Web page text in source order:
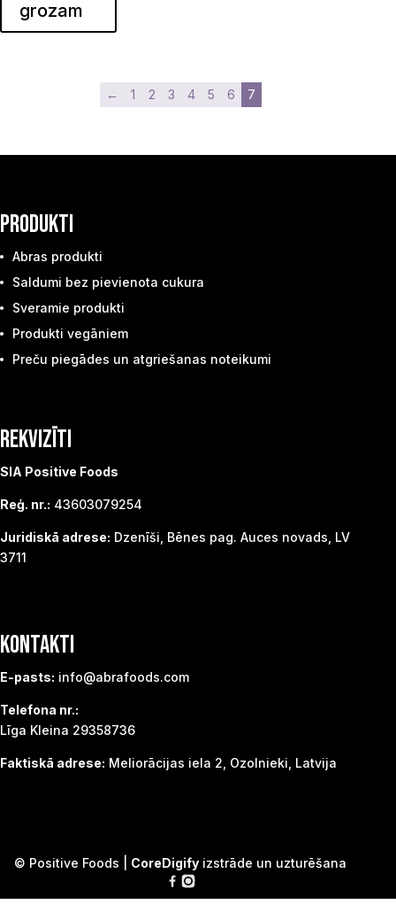
grozam
← 1 2 3 4 5 6 7
PRODUKTI
Abras produkti
Saldumi bez pievienota cukura
Sveramie produkti
Produkti vegāniem
Preču piegādes un atgriešanas noteikumi
REKVIZĪTI
SIA Positive Foods
Reģ. nr.: 43603079254
Juridiskā adrese: Dzenīši, Bēnes pag. Auces novads, LV
3711
KONTAKTI
E-pasts: info@abrafoods.com
Telefona nr.:
Līga Kleina 29358736
Faktiskā adrese: Meliorācijas iela 2, Ozolnieki, Latvija
© Positive Foods | CoreDigify izstrāde un uzturēšana